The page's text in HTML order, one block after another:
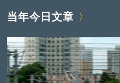
当年今日文章